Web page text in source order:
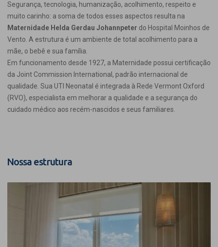
Segurança, tecnologia, humanização, acolhimento, respeito e
muito carinho: a soma de todos esses aspectos resulta na
Maternidade Helda Gerdau Johannpeter do Hospital Moinhos de
Vento. A estrutura é um ambiente de total acolhimento para a
mãe, o bebê e sua família.
Em funcionamento desde 1927, a Maternidade possui certificação
da Joint Commission International, padrão internacional de
qualidade. Sua UTI Neonatal é integrada à Rede Vermont Oxford
(RVO), especialista em melhorar a qualidade e a segurança do
cuidado médico aos recém-nascidos e seus familiares.
Nossa estrutura